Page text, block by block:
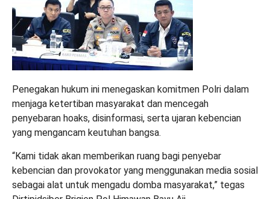
Penegakan hukum ini menegaskan komitmen Polri dalam
menjaga ketertiban masyarakat dan mencegah
penyebaran hoaks, disinformasi, serta ujaran kebencian
yang mengancam keutuhan bangsa.
“Kami tidak akan memberikan ruang bagi penyebar
kebencian dan provokator yang menggunakan media sosial
sebagai alat untuk mengadu domba masyarakat,” tegas